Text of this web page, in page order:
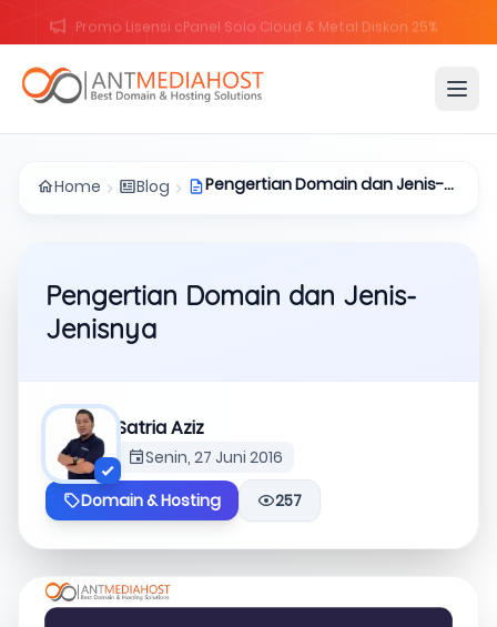
Promo Lisensi cPanel Solo Cloud & Metal Diskon 25%
Home Blog
Pengertian Domain dan Jenis-
Pengertian Domain dan Jenis-
Jenisnya
Satria Aziz
Senin, 27 Juni 2016
Domain & Hosting
257